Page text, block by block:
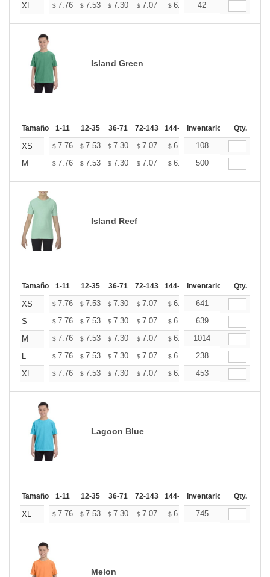
XL
$ 7.76 $ 7.53 $ 7.30 $ 7.07 $ 6.84 $6.73
42
Island Green
Tamaño 1-11 12-35 36-71 72-143 144-287 288 + Mas
Inventario Qty.
XS $ 7.76 $ 7.53 $ 7.30 $ 7.07 $ 6.84 $6.73
108
M
$ 7.76 $ 7.53 $ 7.30 $ 7.07 $ 6.84 $6.73
500
Island Reef
Tamaño 1-11 12-35 36-71 72-143 144-287 288 + Mas
Inventario Qty.
XS $ 7.76 $ 7.53 $ 7.30 $ 7.07 $ 6.84 $6.73
641
S
$ 7.76 $ 7.53 $ 7.30 $ 7.07 $ 6.84 $6.73
639
M
$ 7.76 $ 7.53 $ 7.30 $ 7.07 $ 6.84 $6.73
1014
L
$ 7.76 $ 7.53 $ 7.30 $ 7.07 $ 6.84 $6.73
238
XL
$ 7.76 $ 7.53 $ 7.30 $ 7.07 $ 6.84 $6.73
453
Lagoon Blue
Tamaño 1-11 12-35 36-71 72-143 144-287 288 + Mas
Inventario Qty.
XL $ 7.76 $ 7.53 $ 7.30 $ 7.07 $ 6.84 $6.73
745
Melon